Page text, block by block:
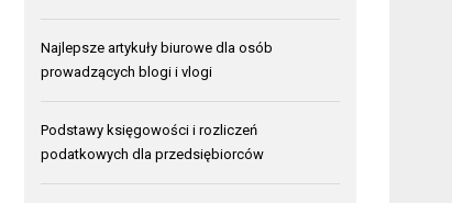
Najlepsze artykuły biurowe dla osób
prowadzących blogi i vlogi
Podstawy księgowości i rozliczeń
podatkowych dla przedsiębiorców